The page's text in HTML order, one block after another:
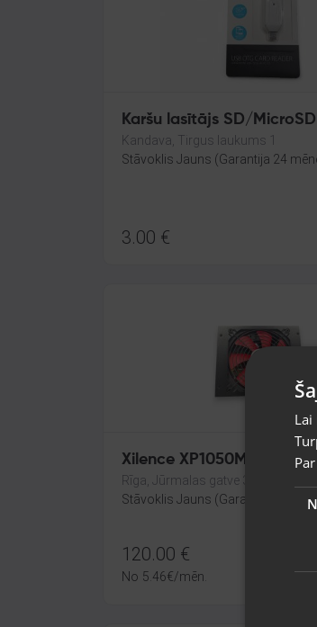
Karšu lasītājs SD/MicroSD
Kandava, Tirgus laukums 1
Stāvoklis Jauns (Garantija 24
3.00 €
Xilence XP1050MR9.2
Rīga, Jūrmalas gatve 30
Stāvoklis Jauns (Garantija 24
120.00 €
No 5.46€/mēn.